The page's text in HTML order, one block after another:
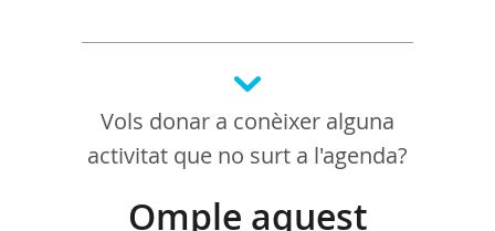
Vols donar a conèixer alguna
activitat que no surt a l'agenda?
Omple aquest